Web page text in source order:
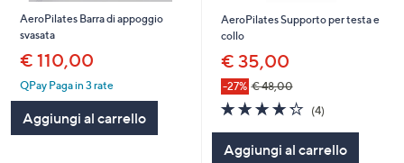
AeroPilates Barra di appoggio
svasata
€ 110,00
QPay Paga in 3 rate
Aggiungi al carrello
AeroPilates Supporto per testa e
collo
€ 35,00
-27% € 48,00
4.2
of
Stars
(4)4
Aggiungi al carrello